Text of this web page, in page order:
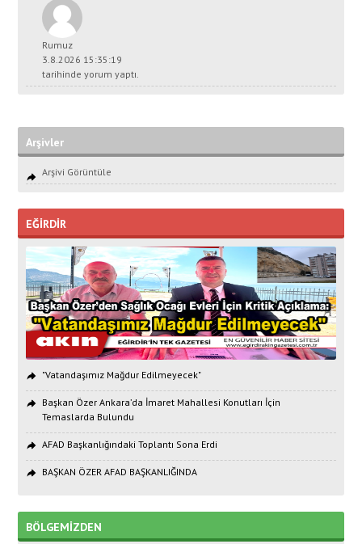
Rumuz
3.8.2026 15:35:19
tarihinde yorum yaptı.
Arşivler
Arşivi Görüntüle
EĞİRDİR
"Vatandaşımız Mağdur Edilmeyecek"
Başkan Özer Ankara’da İmaret Mahallesi Konutları İçin
Temaslarda Bulundu
AFAD Başkanlığındaki Toplantı Sona Erdi
BAŞKAN ÖZER AFAD BAŞKANLIĞINDA
BÖLGEMİZDEN